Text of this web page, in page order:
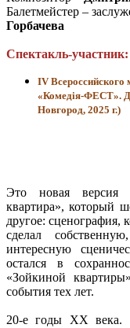
Балетмейстер –
Горбачева
Спектакль-участник:
IV Всероссийского
«Комедiя-ФЕСТ».
Новгород, 2025 г.)
Это новая версия
квартира», который
другое: сценография,
сделал
интересную
остался в
«Зойкиной
события тех лет.
20-е годы ХХ века.